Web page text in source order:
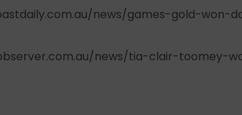
news/games-gold-
news/tia-clair-toomey-